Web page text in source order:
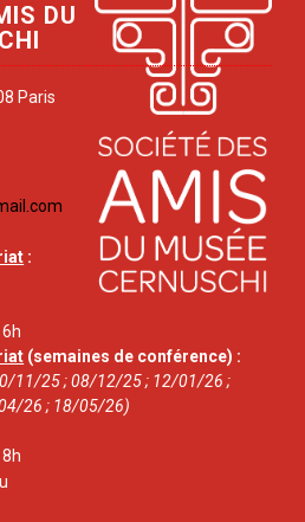
DU
Paris
:
(semaines de conférence) :
11/25 ; 08/12/25 ; 12/01/26 ;
26 ; 18/05/26)